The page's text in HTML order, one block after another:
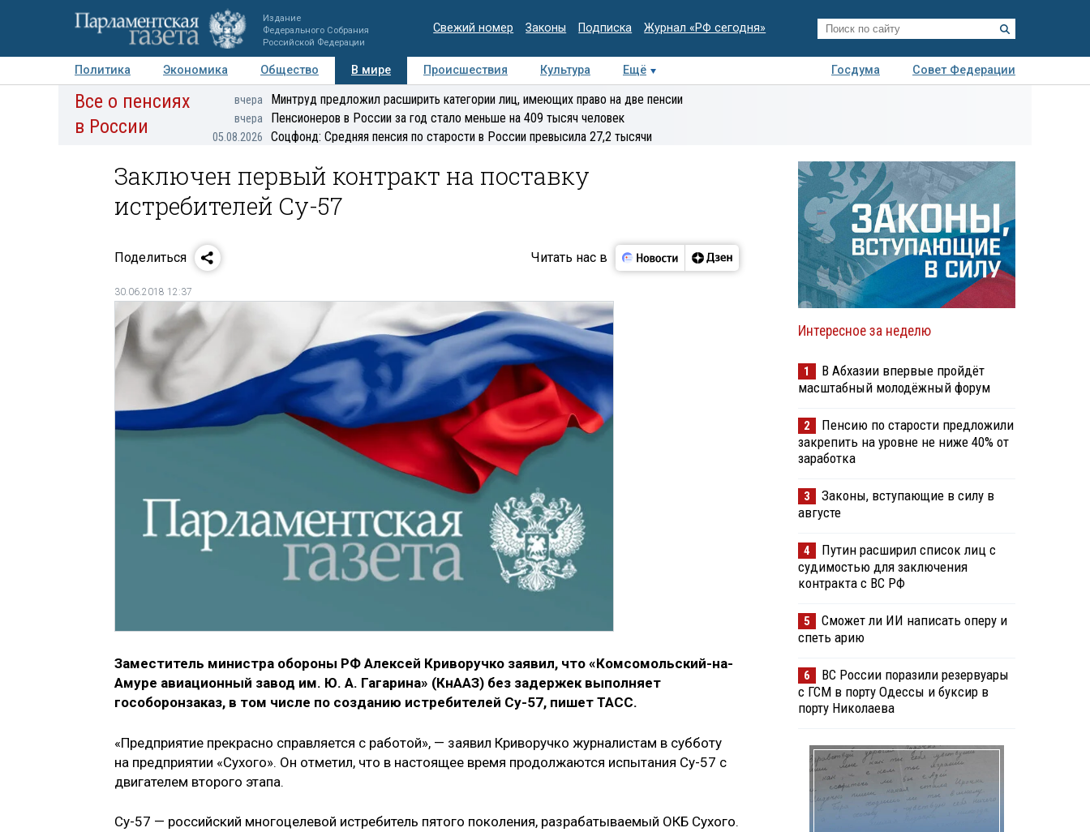
Издание
Федерального Собрания
Российской Федерации
Свежий номер Законы Подписка Журнал «РФ сегодня»
Политика Экономика Общество В мире Происшествия Культура Ещё Госдума
Совет Федерации
Авторы Персоны Мнения Регионы Медиацентр Интервью Колумнисты
Деловая
Все о пенсиях
в России
вчера Минтруд предложил расширить категории лиц, имеющих право на две пенсии
вчера Пенсионеров в России за год стало меньше на 409 тысяч человек
05.08.2026 Соцфонд: Средняя пенсия по старости в России превысила 27,2 тысячи
Заключен первый контракт на поставку
истребителей Су-57
Поделиться Читать нас в
30.06.2018 12:37
Заместитель министра обороны РФ Алексей Криворучко заявил, что «Комсомольский-на-
Амуре авиационный завод им. Ю. А. Гагарина» (КнААЗ) без задержек выполняет
гособоронзаказ, в том числе по созданию истребителей Су-57, пишет ТАСС.
«Предприятие прекрасно справляется с работой», — заявил Криворучко журналистам в субботу
на предприятии «Сухого». Он отметил, что в настоящее время продолжаются испытания Су-57 с
двигателем второго этапа.
Су-57 — российский многоцелевой истребитель пятого поколения, разрабатываемый ОКБ Сухого.
Интересное за неделю
1
В Абхазии впервые пройдёт
масштабный молодёжный форум
2
Пенсию по старости предложили
закрепить на уровне не ниже 40% от
заработка
3
Законы, вступающие в силу в
августе
4
Путин расширил список лиц с
судимостью для заключения
контракта с ВС РФ
5
Сможет ли ИИ написать оперу и
спеть арию
6
ВС России поразили резервуары
с ГСМ в порту Одессы и буксир в
порту Николаева